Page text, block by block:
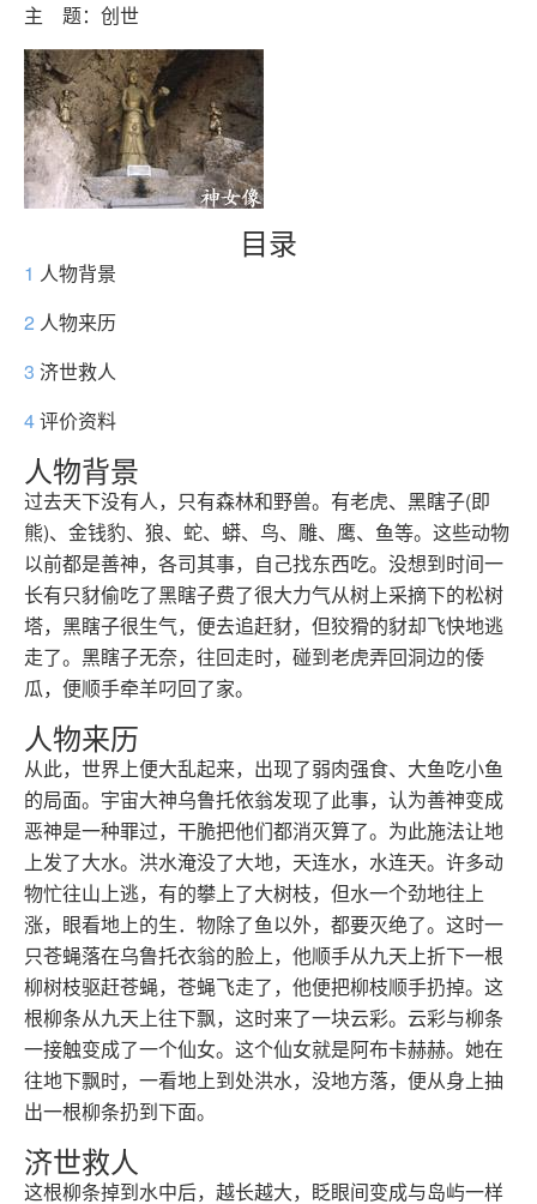
主 题：创世
目录
1 人物背景
2 人物来历
3 济世救人
4评价资料
人物背景
过去天下没有人，只有森林和野兽。有老虎、黑瞎子(即
熊)、金钱豹、狼、蛇、蟒、鸟、雕、鹰、鱼等。这些动物
以前都是善神，各司其事，自己找东西吃。没想到时间一
长有只豺偷吃了黑瞎子费了很大力气从树上采摘下的松树
塔，黑瞎子很生气，便去追赶豺，但狡猾的豺却飞快地逃
走了。黑瞎子无奈，往回走时，碰到老虎弄回洞边的倭
瓜，便顺手牵羊叼回了家。
人物来历
从此，世界上便大乱起来，出现了弱肉强食、大鱼吃小鱼
的局面。宇宙大神乌鲁托依翁发现了此事，认为善神变成
恶神是一种罪过，干脆把他们都消灭算了。为此施法让地
上发了大水。洪水淹没了大地，天连水，水连天。许多动
物忙往山上逃，有的攀上了大树枝，但水一个劲地往上
涨，眼看地上的生．物除了鱼以外，都要灭绝了。这时一
只苍蝇落在乌鲁托衣翁的脸上，他顺手从九天上折下一根
柳树枝驱赶苍蝇，苍蝇飞走了，他便把柳枝顺手扔掉。这
根柳条从九天上往下飘，这时来了一块云彩。云彩与柳条
一接触变成了一个仙女。这个仙女就是阿布卡赫赫。她在
往地下飘时，一看地上到处洪水，没地方落，便从身上抽
出一根柳条扔到下面。
济世救人
这根柳条掉到水中后，越长越大，眨眼间变成与岛屿一样